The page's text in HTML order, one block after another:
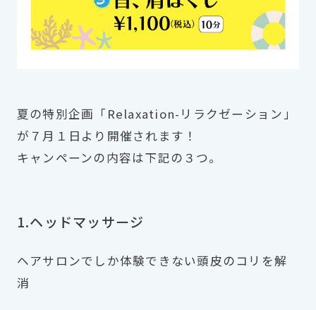
夏の特別企画「Relaxation-リラクゼーション」
が７月１日より開催されます！
キャンペーンの内容は下記の３つ。
1.ヘッドマッサージ
ヘアサロンでしか体験できない頭皮のコリを解
消